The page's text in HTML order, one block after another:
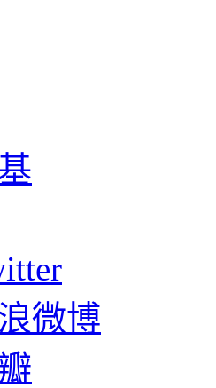
微博